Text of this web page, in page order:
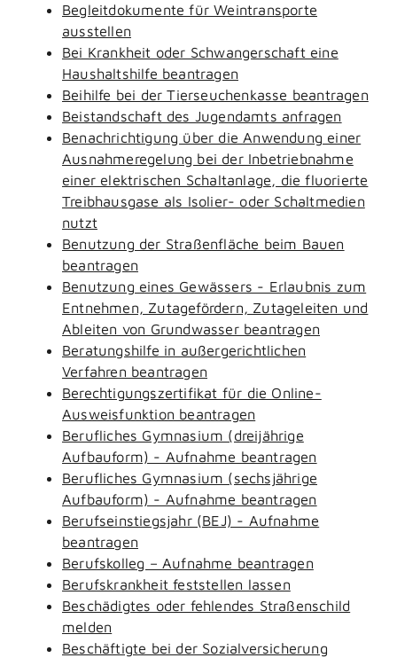
Begleitdokumente für Weintransporte
ausstellen
Bei Krankheit oder Schwangerschaft eine
Haushaltshilfe beantragen
Beihilfe bei der Tierseuchenkasse beantragen
Beistandschaft des Jugendamts anfragen
Benachrichtigung über die Anwendung einer
Ausnahmeregelung bei der Inbetriebnahme
einer elektrischen Schaltanlage, die fluorierte
Treibhausgase als Isolier- oder Schaltmedien
nutzt
Benutzung der Straßenfläche beim Bauen
beantragen
Benutzung eines Gewässers - Erlaubnis zum
Entnehmen, Zutagefördern, Zutageleiten und
Ableiten von Grundwasser beantragen
Beratungshilfe in außergerichtlichen
Verfahren beantragen
Berechtigungszertifikat für die Online-
Ausweisfunktion beantragen
Berufliches Gymnasium (dreijährige
Aufbauform) - Aufnahme beantragen
Berufliches Gymnasium (sechsjährige
Aufbauform) - Aufnahme beantragen
Berufseinstiegsjahr (BEJ) - Aufnahme
beantragen
Berufskolleg – Aufnahme beantragen
Berufskrankheit feststellen lassen
Beschädigtes oder fehlendes Straßenschild
melden
Beschäftigte bei der Sozialversicherung